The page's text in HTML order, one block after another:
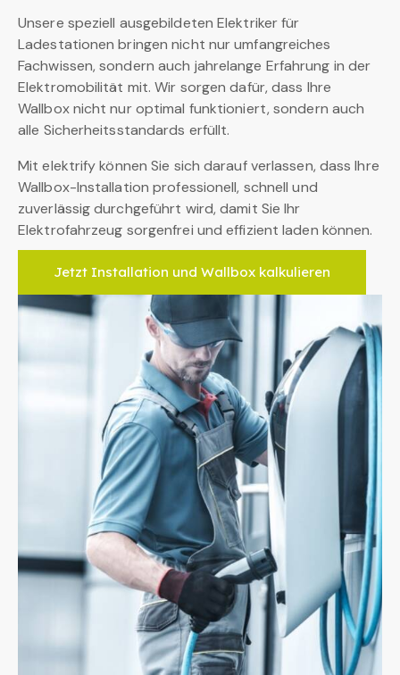
Unsere speziell ausgebildeten Elektriker für
Ladestationen bringen nicht nur umfangreiches
Fachwissen, sondern auch jahrelange Erfahrung in der
Elektromobilität mit. Wir sorgen dafür, dass Ihre
Wallbox nicht nur optimal funktioniert, sondern auch
alle Sicherheitsstandards erfüllt.
Mit elektrify können Sie sich darauf verlassen, dass Ihre
Wallbox-Installation professionell, schnell und
zuverlässig durchgeführt wird, damit Sie Ihr
Elektrofahrzeug sorgenfrei und effizient laden können.
Jetzt Installation und Wallbox kalkulieren